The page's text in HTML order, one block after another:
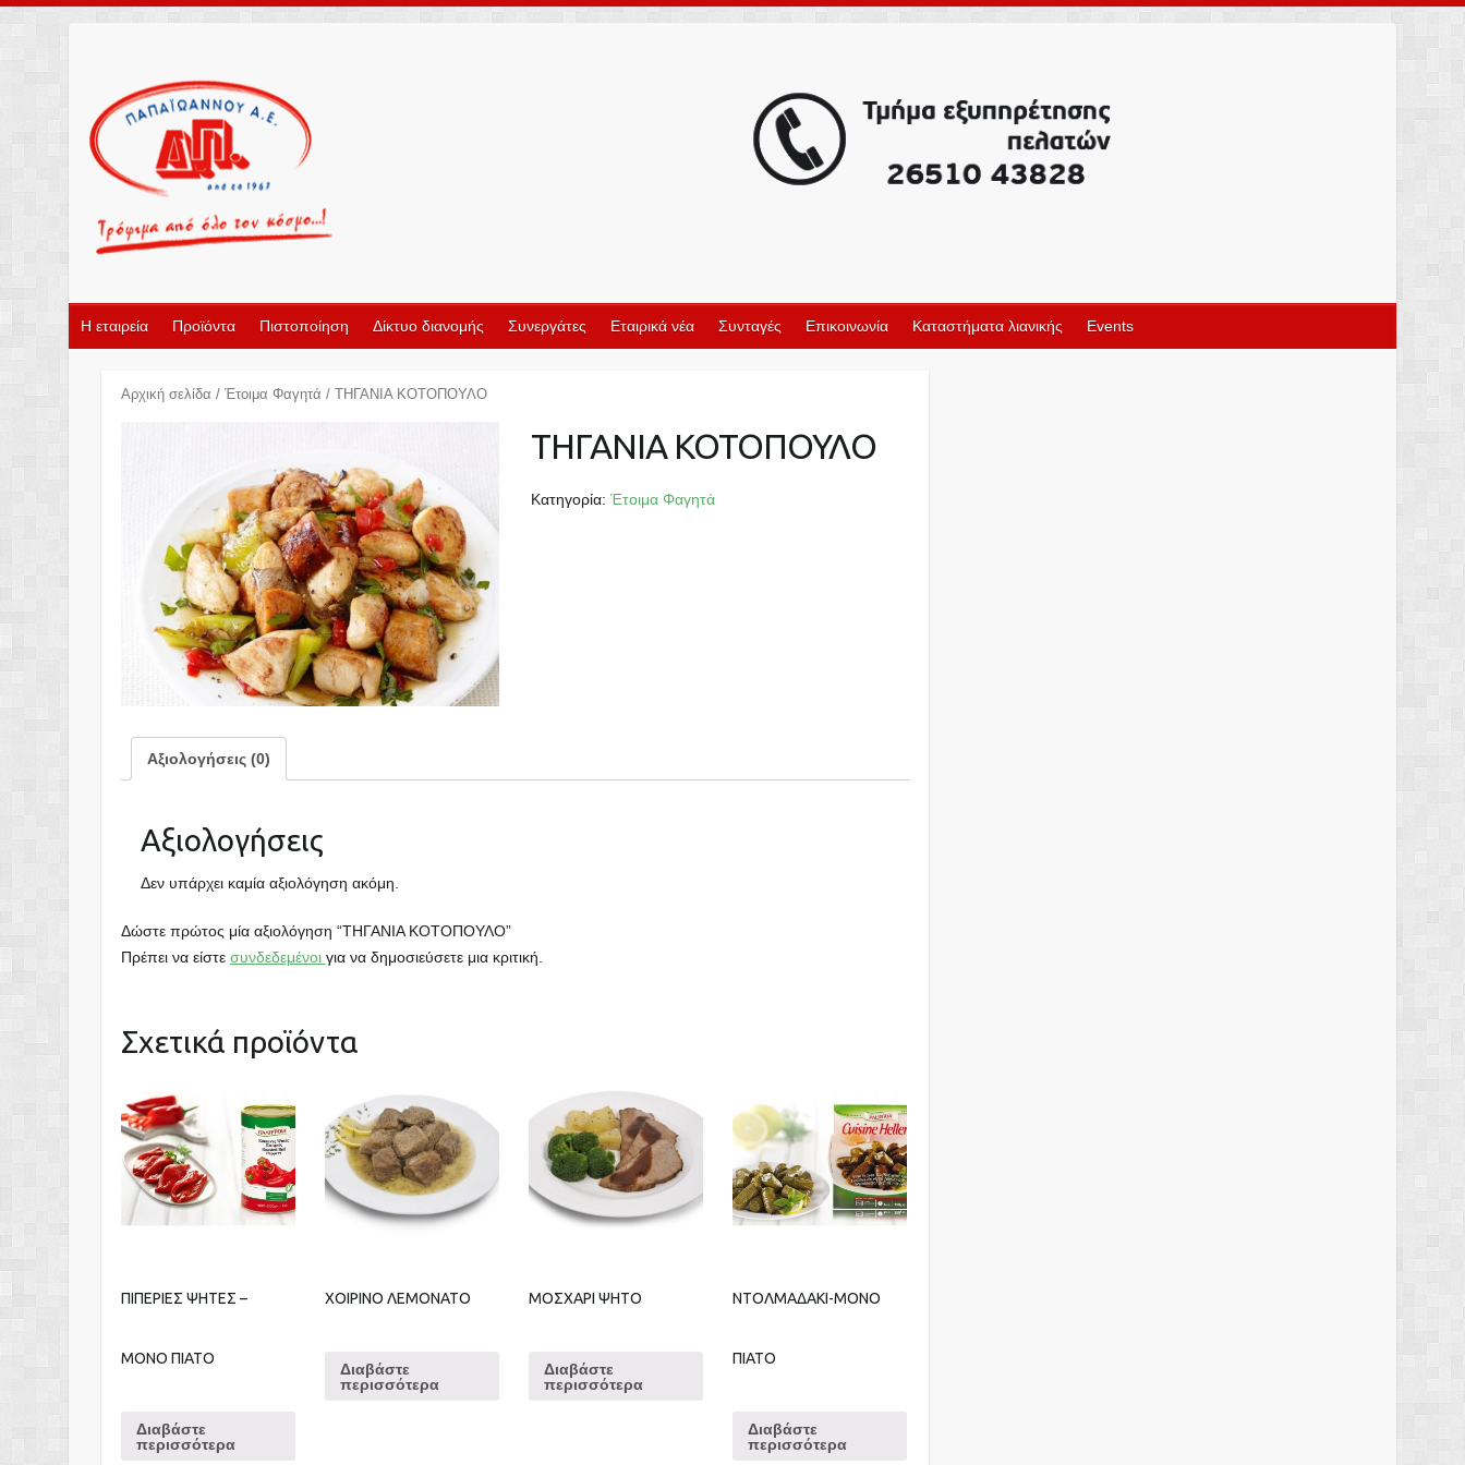
Η εταιρεία Προϊόντα Πιστοποίηση Δίκτυο διανομής Συνεργάτες Εταιρικά νέα Συνταγές Επικοινωνία Καταστήματα λιανικής Events
Αρχική σελίδα / Έτοιμα Φαγητά / ΤΗΓΑΝΙΑ ΚΟΤΟΠΟΥΛΟ
ΤΗΓΑΝΙΑ ΚΟΤΟΠΟΥΛΟ
Κατηγορία:Έτοιμα Φαγητά
Αξιολογήσεις (0)
Αξιολογήσεις
Δεν υπάρχει καμία αξιολόγηση ακόμη.
Δώστε πρώτος μία αξιολόγηση “ΤΗΓΑΝΙΑ ΚΟΤΟΠΟΥΛΟ”
Πρέπει να είστε συνδεδεμένοι για να δημοσιεύσετε μια κριτική.
Σχετικά προϊόντα
ΠΙΠΕΡΙΕΣ ΨΗΤΕΣ –
ΜΟΝΟ ΠΙΑΤΟ
Διαβάστε
περισσότερα
ΧΟΙΡΙΝΟ ΛΕΜΟΝΑΤΟ
Διαβάστε
περισσότερα
ΜΟΣΧΑΡΙ ΨΗΤΟ
Διαβάστε
περισσότερα
ΝΤΟΛΜΑΔΑΚΙ-ΜΟΝΟ
ΠΙΑΤΟ
Διαβάστε
περισσότερα